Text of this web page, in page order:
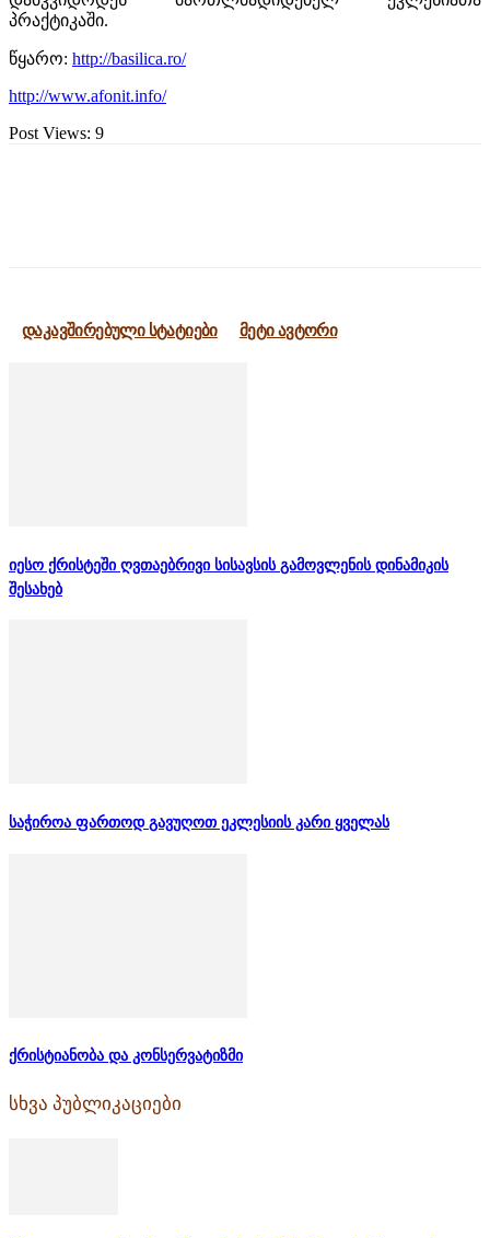
პრაქტიკაში.
წყარო: http://basilica.ro/
http://www.afonit.info/
Post Views: 9
დაკავშირებული სტატიები მეტი ავტორი
იესო ქრისტეში ღვთაებრივი სისავსის გამოვლენის დინამიკის
შესახებ
საჭიროა ფართოდ გავუღოთ ეკლესიის კარი ყველას
ქრისტიანობა და კონსერვატიზმი
სხვა პუბლიკაციები